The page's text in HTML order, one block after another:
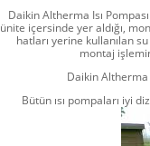
Daikin Altherma Isı
ünite içersinde yer aldığı,
hatları yerine kullanılan
montaj
Daikin Altherma
Bütün ısı pompaları iyi